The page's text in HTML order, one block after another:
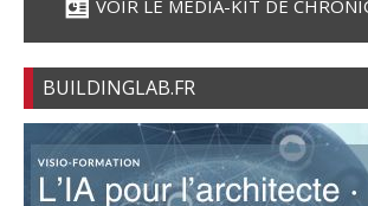
VOIR LE MÉDIA-KIT DE
BUILDINGLAB.FR